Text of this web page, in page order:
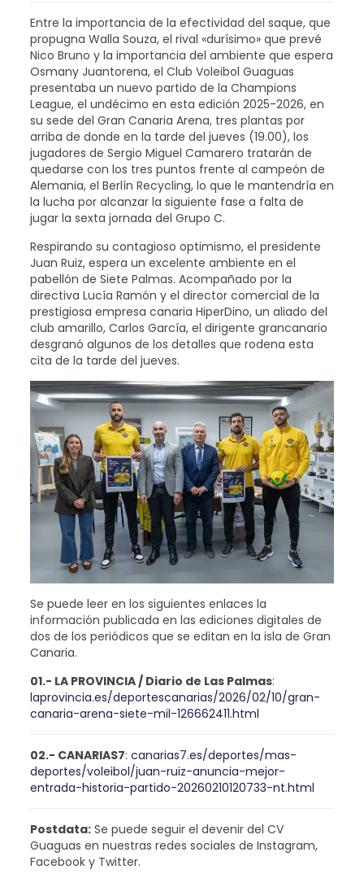
Entre la importancia de la efectividad del saque, que
propugna Walla Souza, el rival «durísimo» que prevé
Nico Bruno y la importancia del ambiente que espera
Osmany Juantorena, el Club Voleibol Guaguas
presentaba un nuevo partido de la Champions
League, el undécimo en esta edición 2025-2026, en
su sede del Gran Canaria Arena, tres plantas por
arriba de donde en la tarde del jueves (19.00), los
jugadores de Sergio Miguel Camarero tratarán de
quedarse con los tres puntos frente al campeón de
Alemania, el Berlín Recycling, lo que le mantendría en
la lucha por alcanzar la siguiente fase a falta de
jugar la sexta jornada del Grupo C.
Respirando su contagioso optimismo, el presidente
Juan Ruiz, espera un excelente ambiente en el
pabellón de Siete Palmas. Acompañado por la
directiva Lucía Ramón y el director comercial de la
prestigiosa empresa canaria HiperDino, un aliado del
club amarillo, Carlos García, el dirigente grancanario
desgranó algunos de los detalles que rodena esta
cita de la tarde del jueves.
Se puede leer en los siguientes enlaces la
información publicada en las ediciones digitales de
dos de los periódicos que se editan en la isla de Gran
Canaria.
01.- LA PROVINCIA / Diario de Las Palmas:
laprovincia.es/deportescanarias/2026/02/10/gran-
canaria-arena-siete-mil-126662411.html
02.- CANARIAS7: canarias7.es/deportes/mas-
deportes/voleibol/juan-ruiz-anuncia-mejor-
entrada-historia-partido-20260210120733-nt.html
Postdata:Se puede seguir el devenir del CV
Guaguas en nuestras redes sociales de Instagram,
Facebook y Twitter.